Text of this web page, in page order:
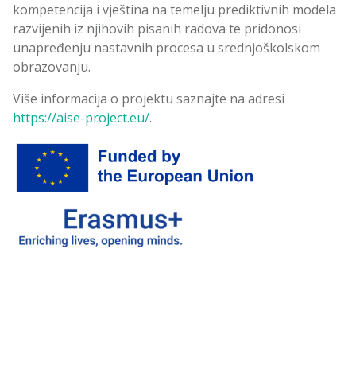
kompetencija i vještina na temelju prediktivnih modela
razvijenih iz njihovih pisanih radova te pridonosi
unapređenju nastavnih procesa u srednjoškolskom
obrazovanju.
Više informacija o projektu saznajte na adresi
https://aise-project.eu/.